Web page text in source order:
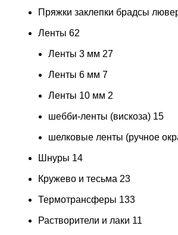
Пряжки заклепки брадсы
Ленты 62
Ленты 3 мм 27
Ленты 6 мм 7
Ленты 10 мм 2
шебби-ленты (вискоза) 15
шелковые ленты (ручное
Шнуры 14
Кружево и тесьма 23
Термотрансферы 133
Растворители и лаки 11